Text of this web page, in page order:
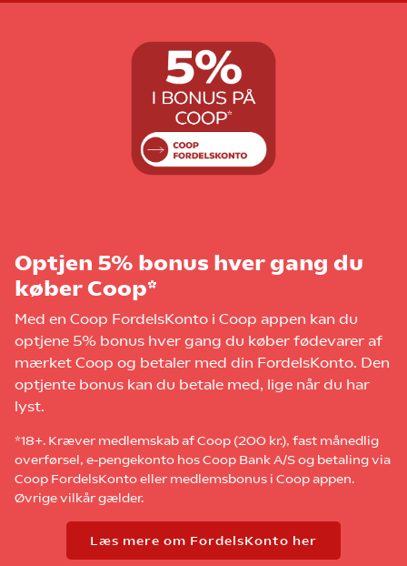
Optjen 5% bonus hver gang du
køber Coop*
Med en Coop FordelsKonto i Coop appen kan du
optjene 5% bonus hver gang du køber fødevarer af
mærket Coop og betaler med din FordelsKonto. Den
optjente bonus kan du betale med, lige når du har
lyst.
*18+. Kræver medlemskab af Coop (200 kr.), fast månedlig
overførsel, e-pengekonto hos Coop Bank A/S og betaling via
Coop FordelsKonto eller medlemsbonus i Coop appen.
Øvrige vilkår gælder.
Læs mere om FordelsKonto her